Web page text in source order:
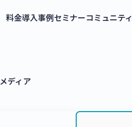
料金導入事例セミナーコミュニティ
メディア